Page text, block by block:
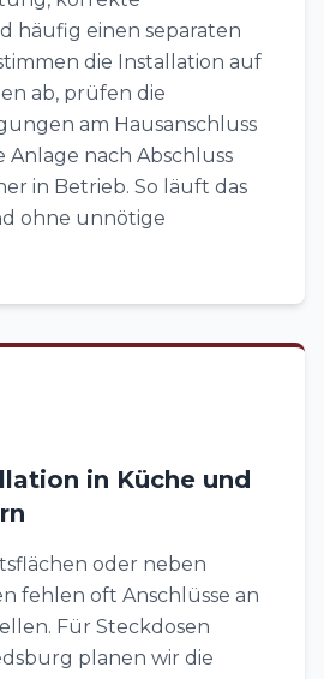
häufig einen separaten
die Installation auf
ab, prüfen die
am Hausanschluss
nach Abschluss
in Betrieb. So läuft das
ohne unnötige
in Küche und
oder neben
fehlen oft Anschlüsse an
Für Steckdosen
planen wir die